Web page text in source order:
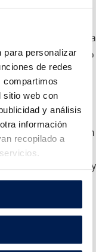
para personalizar
de redes
compartimos
sitio web con
y análisis
información
recopilado a
de maletero con la
un espacio
todo el equipaje
y de aventura
ya disponible en
la historia de
imagen, su diseño y
de conducción y
la marca
Allspace,